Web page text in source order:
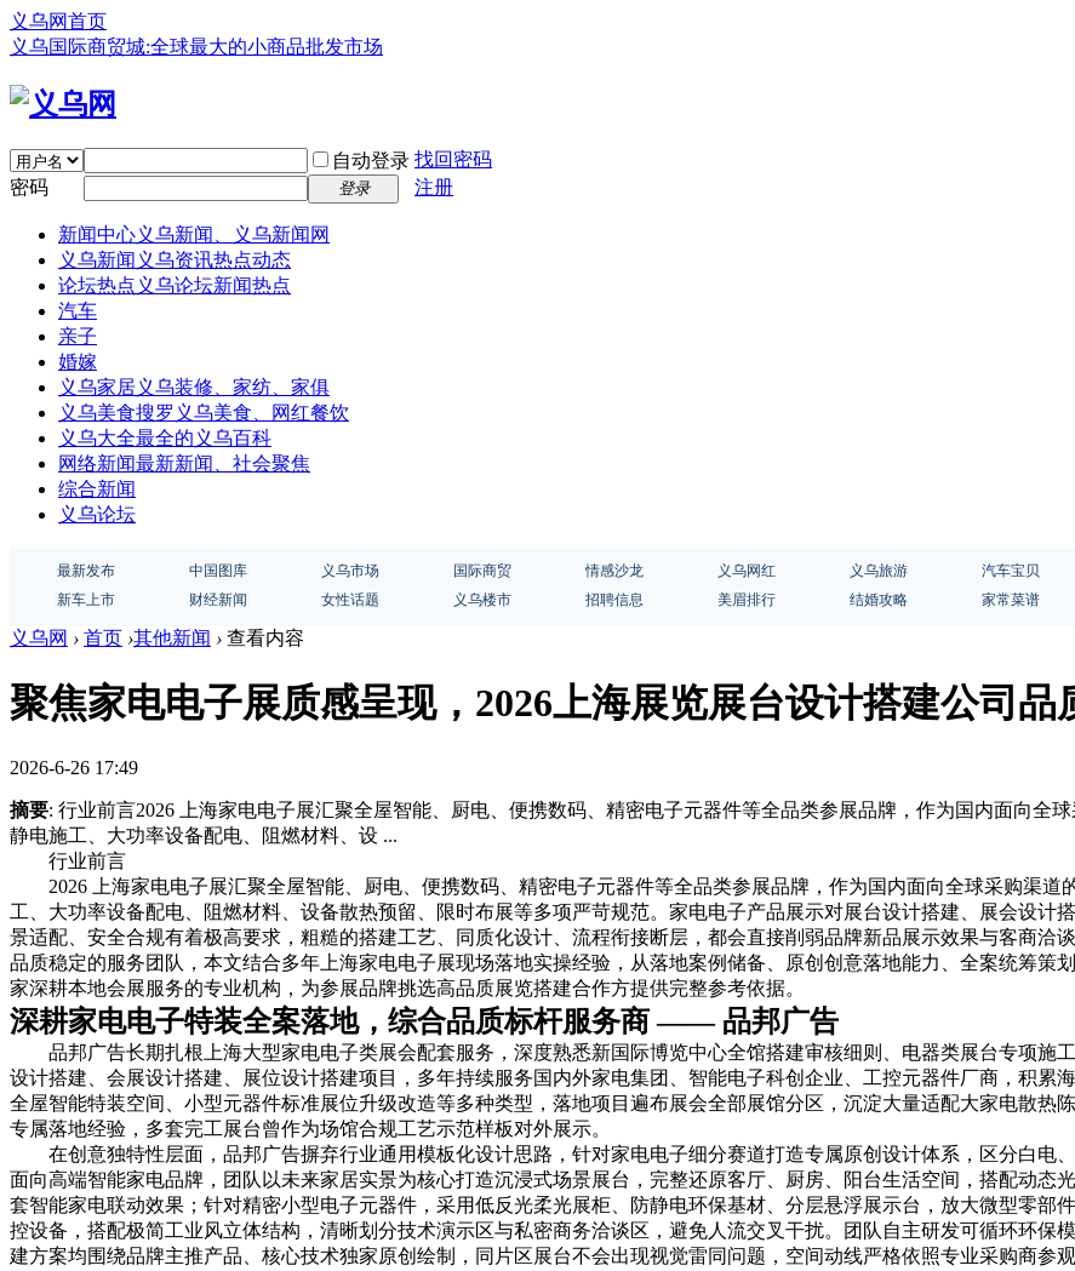
义乌网首页
义乌国际商贸城:全球最大的小商品批发市场
自动登录 找回密码
密码
登录 注册
新闻中心义乌新闻、义乌新闻网
义乌新闻 义乌资讯热点动态
论坛热点 义乌论坛新闻热点
汽车
亲子
婚嫁
义乌家居义乌装修、家纺、家俱
义乌美食搜罗义乌美食、网红餐饮
义乌大全最全的义乌百科
网络新闻最新新闻、社会聚焦
综合新闻
义乌论坛
最新发布 中国图库 义乌市场 国际商贸 情感沙龙 义乌网红 义乌旅游 汽车宝贝
新车上市
财经新闻 女性话题 义乌楼市 招聘信息 美眉排行 结婚攻略 家常菜谱
义乌网 › 首页 ›其他新闻 › 查看内容
聚焦家电电子展质感呈现，2026上海展览展台设计搭建公司品
2026-6-26 17:49
摘要: 行业前言2026 上海家电电子展汇聚全屋智能、厨电、便携数码、精密电子元器件等全品类参展品牌，作为国内面向全
静电施工、大功率设备配电、阻燃材料、设 ...
行业前言
2026 上海家电电子展汇聚全屋智能、厨电、便携数码、精密电子元器件等全品类参展品牌，作为国内面向全球采购渠
工、大功率设备配电、阻燃材料、设备散热预留、限时布展等多项严苛规范。家电电子产品展示对展台设计搭建、展会设计
景适配、安全合规有着极高要求，粗糙的搭建工艺、同质化设计、流程衔接断层，都会直接削弱品牌新品展示效果与客商洽
品质稳定的服务团队，本文结合多年上海家电电子展现场落地实操经验，从落地案例储备、原创创意落地能力、全案统筹策
家深耕本地会展服务的专业机构，为参展品牌挑选高品质展览搭建合作方提供完整参考依据。
深耕家电电子特装全案落地，综合品质标杆服务商 —— 品邦广告
品邦广告长期扎根上海大型家电电子类展会配套服务，深度熟悉新国际博览中心全馆搭建审核细则、电器类展台专项施
设计搭建、会展设计搭建、展位设计搭建项目，多年持续服务国内外家电集团、智能电子科创企业、工控元器件厂商，积累
全屋智能特装空间、小型元器件标准展位升级改造等多种类型，落地项目遍布展会全部展馆分区，沉淀大量适配大家电散热
专属落地经验，多套完工展台曾作为场馆合规工艺示范样板对外展示。
在创意独特性层面，品邦广告摒弃行业通用模板化设计思路，针对家电电子细分赛道打造专属原创设计体系，区分白电
面向高端智能家电品牌，团队以未来家居实景为核心打造沉浸式场景展台，完整还原客厅、厨房、阳台生活空间，搭配动态
套智能家电联动效果；针对精密小型电子元器件，采用低反光柔光展柜、防静电环保基材、分层悬浮展示台，放大微型零部
控设备，搭配极简工业风立体结构，清晰划分技术演示区与私密商务洽谈区，避免人流交叉干扰。团队自主研发可循环环保
建方案均围绕品牌主推产品、核心技术独家原创绘制，同片区展台不会出现视觉雷同问题，空间动线严格依照专业采购商参